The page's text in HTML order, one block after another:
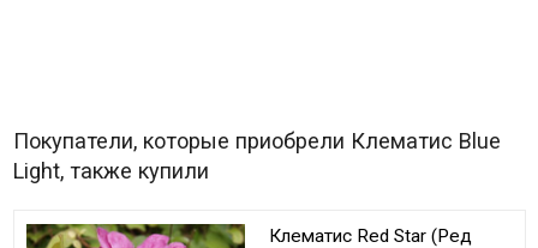
Покупатели, которые приобрели Клематис Blue
Light, также купили
Клематис Red Star (Ред